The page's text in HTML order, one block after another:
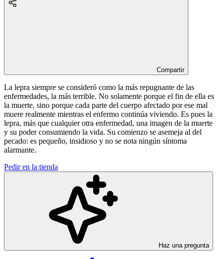
Compartir
La lepra siempre se consideró como la más repugnante de las
enfermedades, la más terrible. No solamente porque el fin de ella es
la muerte, sino porque cada parte del cuerpo afectado por ese mal
muere realmente mientras el enfermo continúa viviendo. Es pues la
lepra, más que cualquier otra enfermedad, una imagen de la muerte
y su poder consumiendo la vida. Su comienzo se asemeja al del
pecado: es pequeño, insidioso y no se nota ningún síntoma
alarmante.
Pedir en la tienda
Haz una pregunta